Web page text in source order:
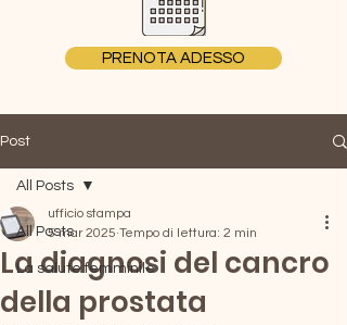
PRENOTA ADESSO
Post
All Posts
La salute femminile
All Posts
La diagnosi del cancro
della prostata
ufficio stampa
5 mar 2025 Tempo di lettura: 2 min